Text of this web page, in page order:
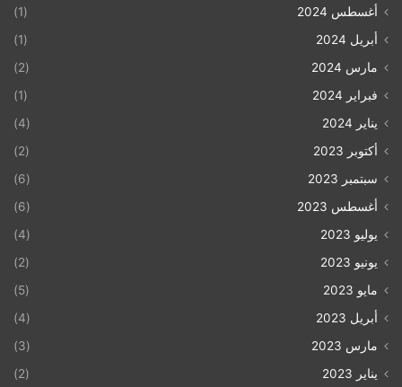
أغسطس 2024
(1)
أبريل 2024
(1)
مارس 2024
(2)
فبراير 2024
(1)
يناير 2024
(4)
أكتوبر 2023
(2)
سبتمبر 2023
(6)
أغسطس 2023
(6)
يوليو 2023
(4)
يونيو 2023
(2)
مايو 2023
(5)
أبريل 2023
(4)
مارس 2023
(3)
يناير 2023
(2)